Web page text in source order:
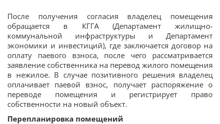
После получения согласия владелец помещения
обращается в КГГА (Департамент жилищно-
коммунальной инфраструктуры и Департамент
экономики и инвестиций), где заключается договор на
оплату паевого взноса, после чего рассматривается
заявление собственника на перевод жилого помещения
в нежилое. В случае позитивного решения владелец
оплачивает паевой взнос, получает распоряжение о
переводе помещения и регистрирует право
собственности на новый объект.
Перепланировка помещений